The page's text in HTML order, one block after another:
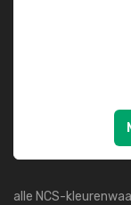
alle NCS-